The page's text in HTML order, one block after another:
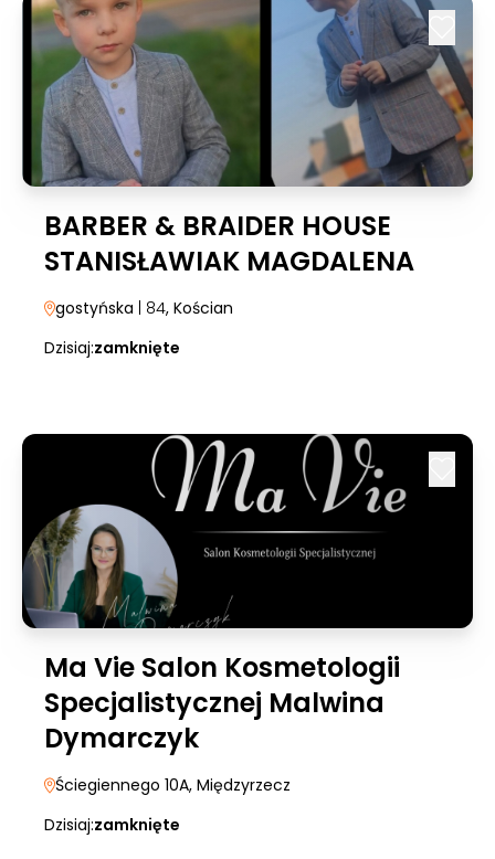
BARBER & BRAIDER HOUSE
STANISŁAWIAK MAGDALENA
gostyńska | 84, Kościan
Dzisiaj:zamknięte
Ma Vie Salon Kosmetologii
Specjalistycznej Malwina
Dymarczyk
Ściegiennego 10A, Międzyrzecz
Dzisiaj:zamknięte